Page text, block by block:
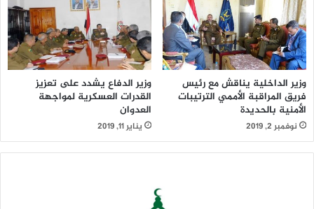
وزير الداخلية يناقش مع رئيس
فريق المراقبة الأممي الترتيبات
الأمنية بالحديدة
نوفمبر 2, 2019
وزير الدفاع يشدد على تعزيز
القدرات العسكرية لمواجهة
العدوان
يناير 11, 2019